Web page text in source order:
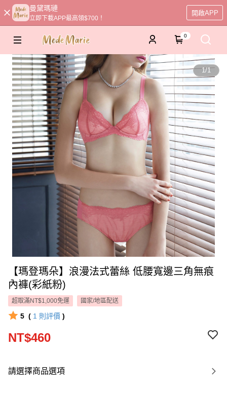
曼黛瑪璉
立即下載APP最高領$700！
開啟APP
0
1/1
【瑪登瑪朵】浪漫法式蕾絲 低腰寬邊三角無痕
內褲(彩紙粉)
超取滿NT$1,000免運 國家/地區配送
5 ( 1 則評價 )
NT$460
請選擇商品選項